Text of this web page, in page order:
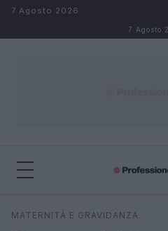
Salta al contenuto
7 Agosto 2026
7 Agosto
Cerca
MATERNITÀ E GRAVIDANZA